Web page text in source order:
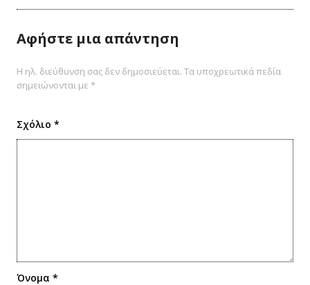
Αφήστε μια απάντηση
Η ηλ. διεύθυνση σας δεν δημοσιεύεται. Τα υποχρεωτικά πεδία
σημειώνονται με *
Σχόλιο *
Όνομα *